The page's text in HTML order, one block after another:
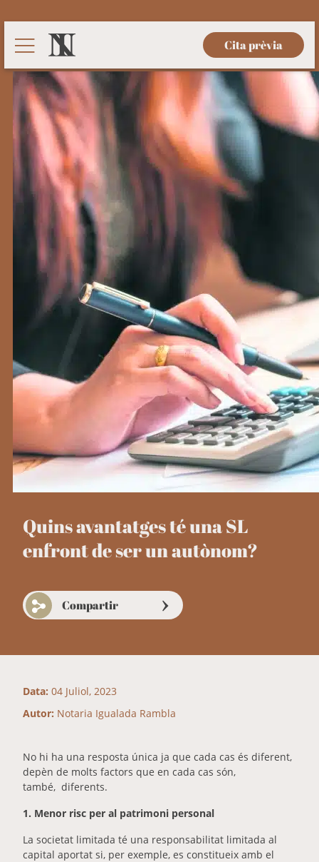
Cita prèvia
Quins avantatges té una SL
enfront de ser un autònom?
Compartir
Data: 04 Juliol, 2023
Autor: Notaria Igualada Rambla
No hi ha una resposta única ja que cada cas és diferent,
depèn de molts factors que en cada cas són,
també, diferents.
1. Menor risc per al patrimoni personal
La societat limitada té una responsabilitat limitada al
capital aportat si, per exemple, es constitueix amb el